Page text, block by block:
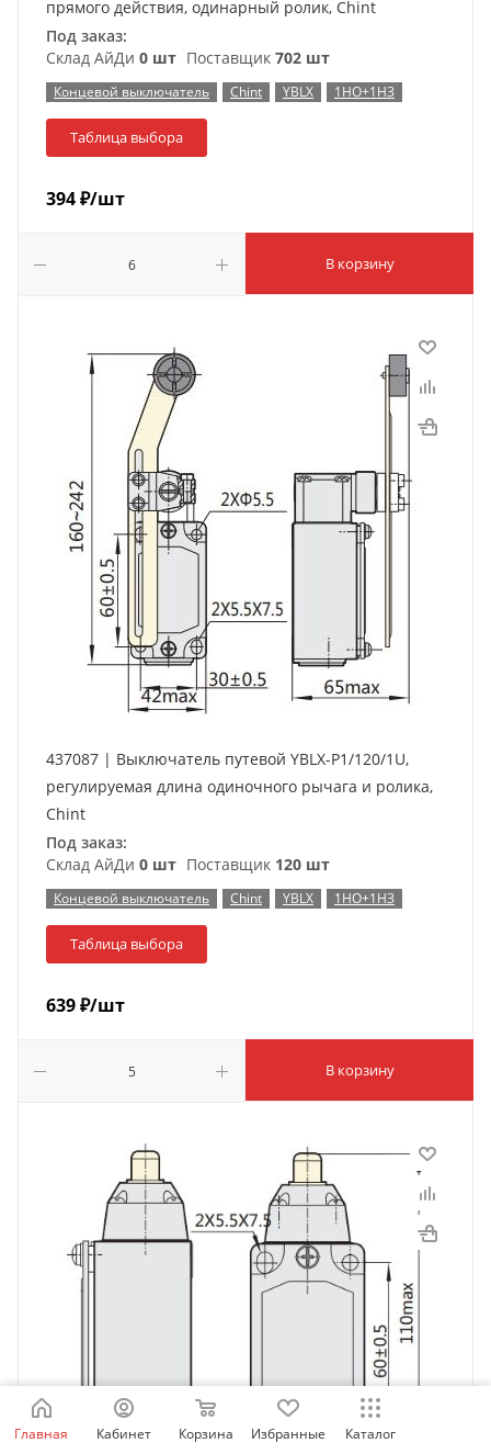
прямого действия, одинарный ролик, Chint
Под заказ:
Склад АйДи 0 шт Поставщик 702 шт
Концевой выключатель Chint YBLX 1НО+1НЗ
Таблица выбора
394₽/шт
В корзину
437087 | Выключатель путевой YBLX-P1/120/1U,
регулируемая длина одиночного рычага и ролика,
Chint
Под заказ:
Склад АйДи 0 шт Поставщик 120 шт
Концевой выключатель Chint YBLX 1НО+1НЗ
Таблица выбора
639₽/шт
В корзину
Главная Кабинет Корзина Избранные Каталог